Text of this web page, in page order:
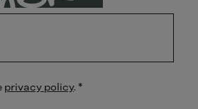
privacy policy. *